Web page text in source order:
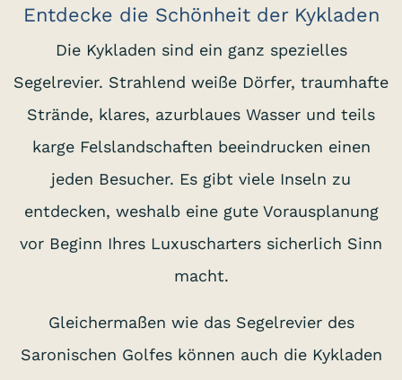
Entdecke die Schönheit der Kykladen
Die Kykladen sind ein ganz spezielles
Segelrevier. Strahlend weiße Dörfer, traumhafte
Strände, klares, azurblaues Wasser und teils
karge Felslandschaften beeindrucken einen
jeden Besucher. Es gibt viele Inseln zu
entdecken, weshalb eine gute Vorausplanung
vor Beginn Ihres Luxuscharters sicherlich Sinn
macht.
Gleichermaßen wie das Segelrevier des
Saronischen Golfes können auch die Kykladen